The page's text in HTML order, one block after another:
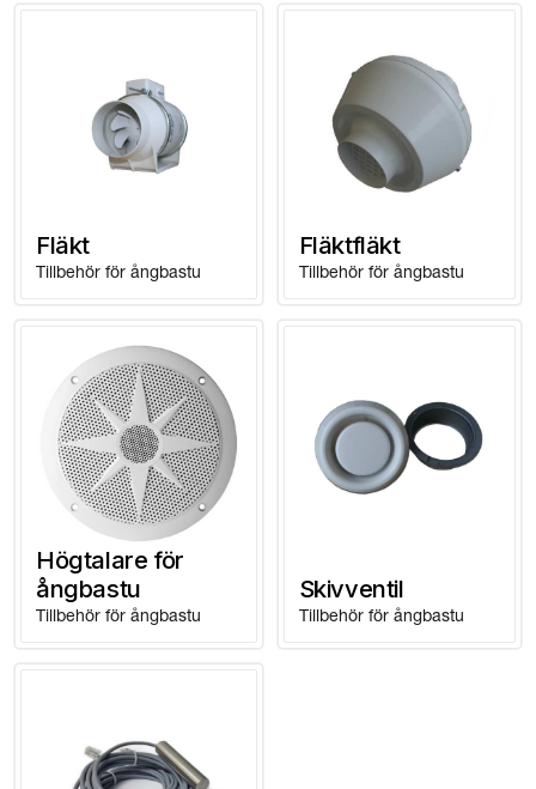
Fläkt
Tillbehör för ångbastu
Fläktfläkt
Tillbehör för ångbastu
Högtalare för
ångbastu
Tillbehör för ångbastu
Skivventil
Tillbehör för ångbastu